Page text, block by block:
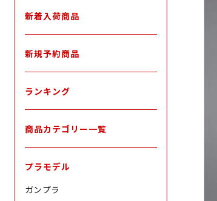
新着入荷商品
新規予約商品
ランキング
商品カテゴリー一覧
プラモデル
ガンプラ